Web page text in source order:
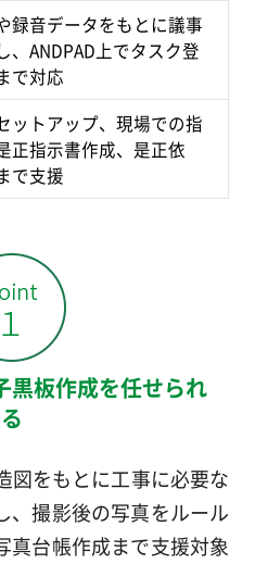
録音データをもとに議事
、ANDPAD上でタスク登
で対応
ットアップ、現場での指
正指示書作成、是正依
で支援
黒板作成を任せられ
る
図をもとに工事に必要な
、撮影後の写真をルール
真台帳作成まで支援対象